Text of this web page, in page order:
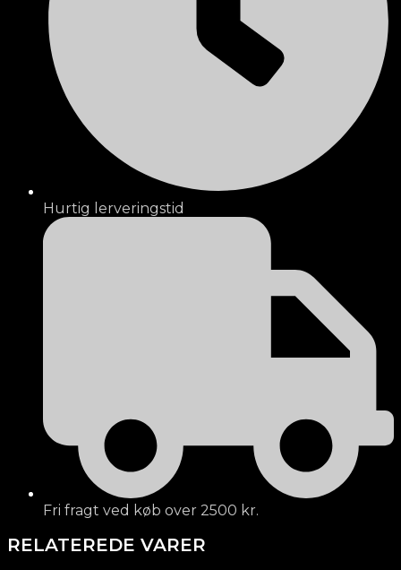
Hurtig lerveringstid
Fri fragt ved køb over 2500 kr.
RELATEREDE VARER